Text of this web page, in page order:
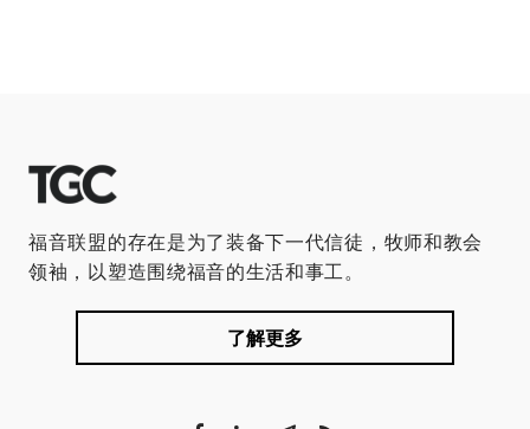
福音联盟的存在是为了装备下一代信徒，牧师和教会
领袖，以塑造围绕福音的生活和事工。
了解更多